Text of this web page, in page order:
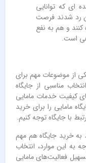
ای که توانایی
رد شدند فرصت
کنند و هم به نفع
است.
از موضوعات مهم برای
مناسبی از جایگاه
کیفیت خدمات مامایی
مامایی را برای خرید
با جایگاه توجه کنیم.
خرید جایگاه هم مهم
به این موارد، انتخاب
فعالیت‌های مامایی